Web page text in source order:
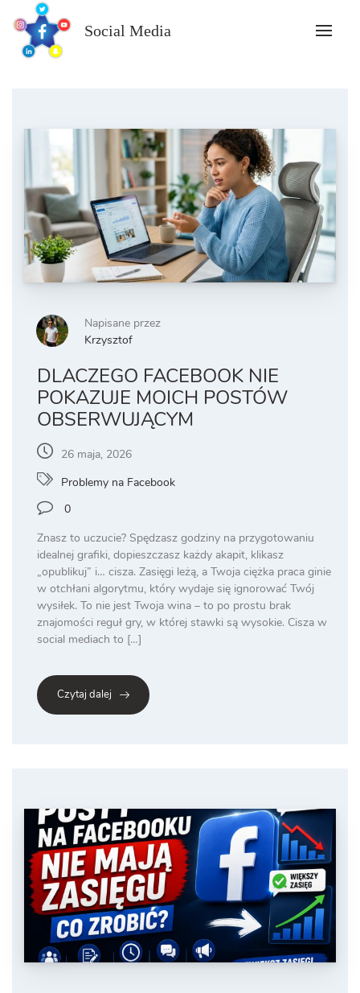
content
Social Media
Napisane przez
Krzysztof
DLACZEGO FACEBOOK NIE
POKAZUJE MOICH POSTÓW
OBSERWUJĄCYM
26 maja, 2026
Problemy na Facebook
0
Znasz to uczucie? Spędzasz godziny na przygotowaniu
idealnej grafiki, dopieszczasz każdy akapit, klikasz
„opublikuj” i… cisza. Zasięgi leżą, a Twoja ciężka praca ginie
w otchłani algorytmu, który wydaje się ignorować Twój
wysiłek. To nie jest Twoja wina – to po prostu brak
znajomości reguł gry, w której stawki są wysokie. Cisza w
social mediach to […]
Czytaj dalej